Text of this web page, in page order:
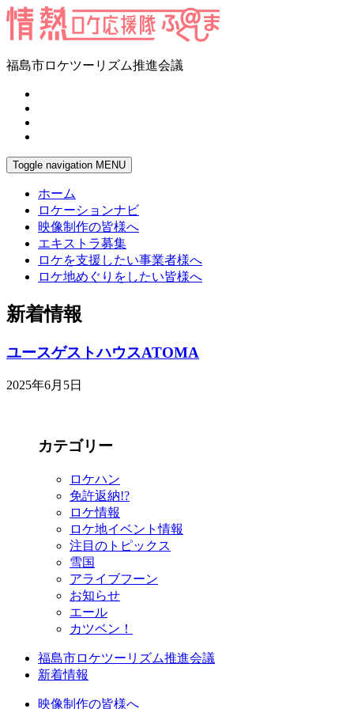
福島市ロケツーリズム推進会議
Toggle navigation MENU
ホーム
ロケーションナビ
映像制作の皆様へ
エキストラ募集
ロケを支援したい事業者様へ
ロケ地めぐりをしたい皆様へ
新着情報
ユースゲストハウスATOMA
2025年6月5日
カテゴリー
ロケハン
免許返納!?
ロケ情報
ロケ地イベント情報
注目のトピックス
雪国
アライブフーン
お知らせ
エール
カツベン！
福島市ロケツーリズム推進会議
新着情報
映像制作の皆様へ